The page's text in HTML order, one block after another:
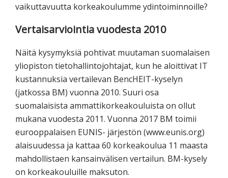
vaikuttavuutta korkeakoulumme ydintoiminnoille?
Vertaisarviointia vuodesta 2010
Näitä kysymyksiä pohtivat muutaman suomalaisen
yliopiston tietohallintojohtajat, kun he aloittivat IT
kustannuksia vertailevan BencHEIT-kyselyn
(jatkossa BM) vuonna 2010. Suuri osa
suomalaisista ammattikorkeakouluista on ollut
mukana vuodesta 2011. Vuonna 2017 BM toimii
eurooppalaisen EUNIS- järjestön (www.eunis.org)
alaisuudessa ja kattaa 60 korkeakoulua 11 maasta
mahdollistaen kansainvälisen vertailun. BM-kysely
on korkeakouluille maksuton.